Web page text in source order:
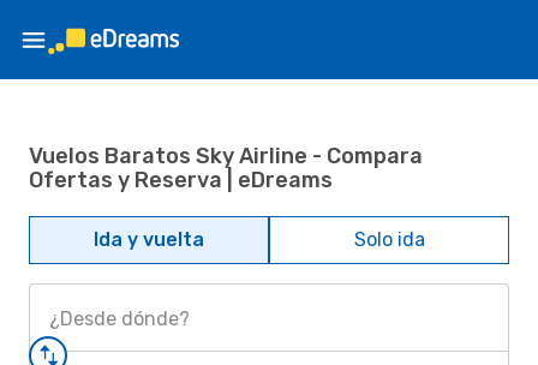
Vuelos Baratos Sky Airline - Compara
Ofertas y Reserva | eDreams
Ida y vuelta Solo ida
¿Desde dónde?